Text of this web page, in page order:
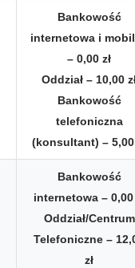
Bankowość
internetowa i
– 0,00 zł
Oddział – 10,00
Bankowość
telefoniczna
(konsultant) – 5,00
Bankowość
internetowa – 0,00
Oddział/Centrum
Telefoniczne –
zł